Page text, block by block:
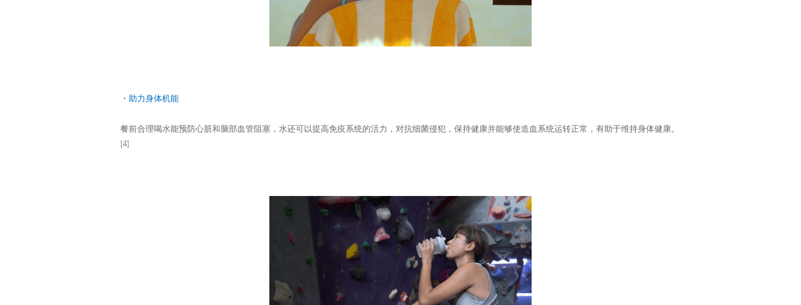
・助力身体机能
餐前合理喝水能预防心脏和脑部血管阻塞，水还可以提高免疫系统的活力，对抗细菌侵犯，保持健康并能够使造血系统运转正常，有助于维持身体健康。
[4]